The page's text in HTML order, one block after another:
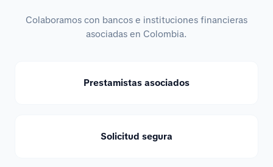
Colaboramos con bancos e instituciones financieras
asociadas en Colombia.
Prestamistas asociados
Solicitud segura